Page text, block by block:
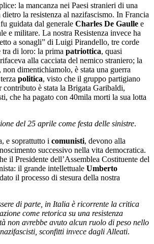
la mancanza nei Paesi stranieri di una
la resistenza al nazifascismo. In Francia
guidata dal generale Charles De Gaulle e
e militare. La nostra Resistenza invece ha
a sonagli” di Luigi Pirandello, tre corde
tra di loro: la prima patriottica, quasi
alla cacciata del nemico straniero; la
non dimentichiamolo, è stata una guerra
politica, visto che il gruppo partigiano
contributo è stata la Brigata Garibaldi,
che ha pagato con 40mila morti la sua lotta
del 25 aprile come festa delle sinistre.
e soprattutto i comunisti, devono alla
successivo nella vita democratica.
il Presidente dell’Assemblea Costituente del
il grande intellettuale Umberto
il processo di stesura della nostra
di parte, in Italia è ricorrente la critica
come retorica su una resistenza
non avrebbe avuto alcun ruolo di peso nello
sconfitti invece dagli Alleati.